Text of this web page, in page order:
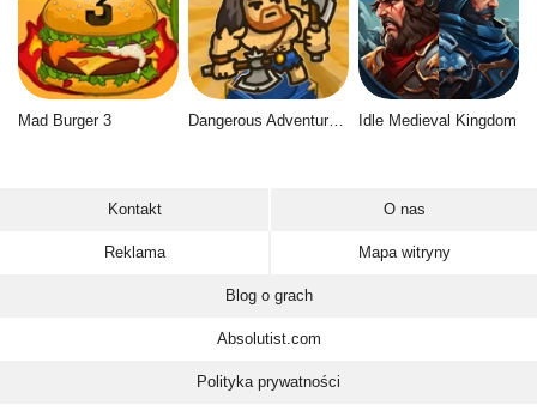
Mad Burger 3 Dangerous Adventure 2 Idle Medieval Kingdom
Kontakt O nas
Reklama Mapa witryny
Blog o grach
Absolutist.com
Polityka prywatności